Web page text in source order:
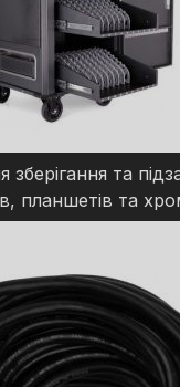
та
планшетів та